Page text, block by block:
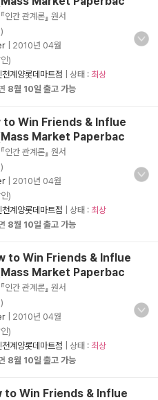
인간 관계론』 원서
2010년 04월
)
계양롯데마트점 | 상태 : 최상
8월 10일 출고 가능
to Win Friends & Influe
Market Paperbac
인간 관계론』 원서
2010년 04월
)
계양롯데마트점 | 상태 : 최상
8월 10일 출고 가능
to Win Friends & Influe
Market Paperbac
인간 관계론』 원서
2010년 04월
)
계양롯데마트점 | 상태 : 최상
8월 10일 출고 가능
to Win Friends & Influe